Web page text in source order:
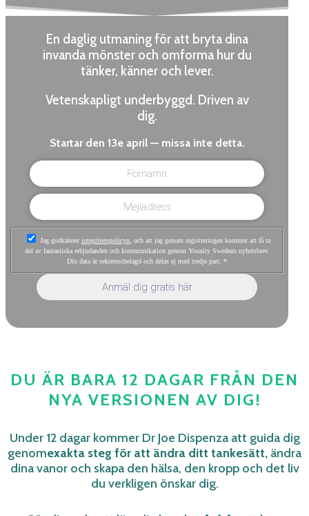
En daglig utmaning för att bryta dina
invanda mönster och omforma hur du
tänker, känner och lever.
Vetenskapligt underbyggd. Driven av
dig.
Startar den 13e april — missa inte detta.
Jag godkännerintegritetspolicyn, och att jag genom registreringen kommer att få ta
del av fantastiska erbjudanden och kommunikation genom Younity Swedens nyhetsbrev.
Din data är sekretessbelagd och delas ej med tredje part. *
Anmäl dig gratis här
DU ÄR BARA 12 DAGAR FRÅN DEN
NYA VERSIONEN AV DIG!
Under 12 dagar kommer Dr Joe Dispenza att guida dig
genomexakta steg för att ändra ditt tankesätt, ändra
dina vanor och skapa den hälsa, den kropp och det liv
du verkligen önskar dig.